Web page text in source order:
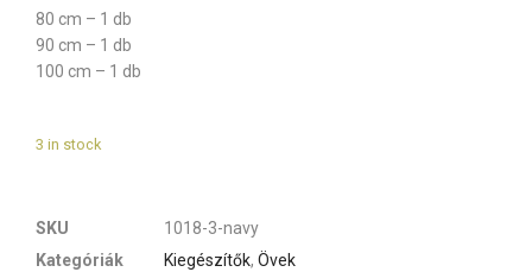
80 cm – 1 db
90 cm – 1 db
100 cm – 1 db
3 in stock
SKU
1018-3-navy
Kategóriák
Kiegészítők, Övek